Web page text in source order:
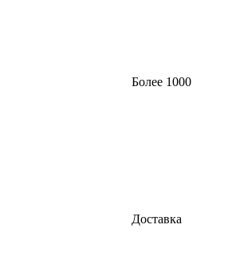
Более 1000
Доставка